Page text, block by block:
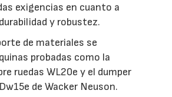
exigencias en cuanto a
y robustez.
de materiales se
probadas como la
ruedas WL20e y el dumper
de Wacker Neuson.